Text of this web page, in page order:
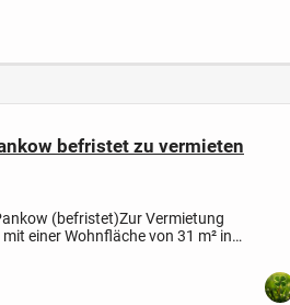
befristet zu vermieten
(befristet)Zur Vermietung
einer Wohnfläche von 31 m² in
im 3. Obergescho...